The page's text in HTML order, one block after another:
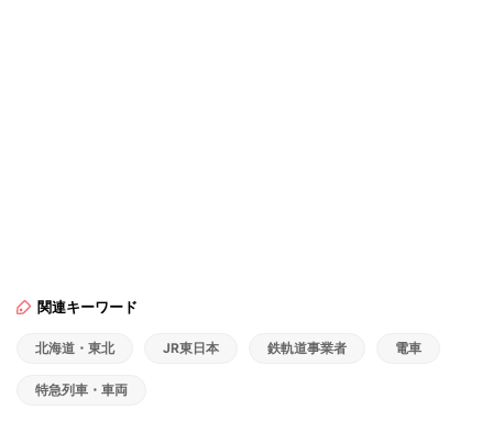
関連キーワード
北海道・東北 JR東日本 鉄軌道事業者 電車
特急列車・車両